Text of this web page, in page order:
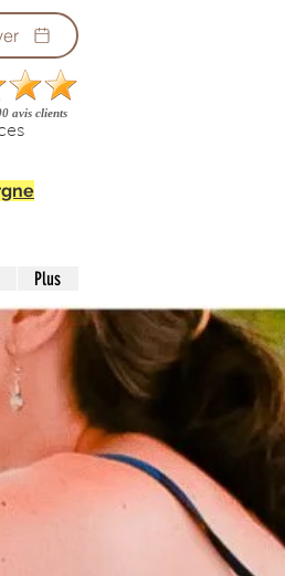
avis clients
Plus